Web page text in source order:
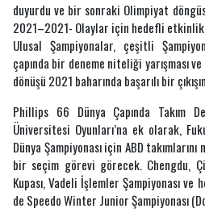
duyurdu ve bir sonraki Olimpiyat
2021–2021- Olaylar için hedefli etkinlik
Ulusal Şampiyonalar, çeşitli
çapında bir deneme niteliği yarışması
dönüşü 2021 baharında başarılı bir
Phillips 66 Dünya Çapında Takım
Üniversitesi Oyunları’na ek olarak,
Dünya Şampiyonası için ABD
bir seçim görevi görecek. Chengdu,
Kupası, Vadeli İşlemler Şampiyonası ve
de Speedo Winter Junior Şampiyonası